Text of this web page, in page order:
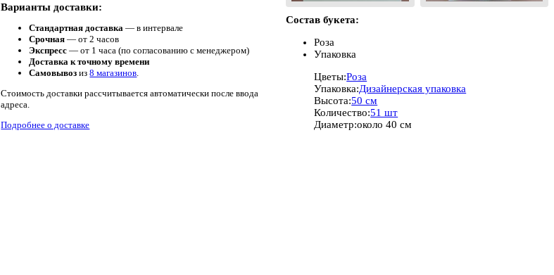
Варианты доставки:
Стандартная доставка — в интервале
Срочная — от 2 часов
Экспресс — от 1 часа (по согласованию с менеджером)
Доставка к точному времени
Самовывоз из8 магазинов
Стоимость доставки рассчитывается автоматически после ввода
адреса.
Подробнее о доставке
Состав букета:
Роза
Упаковка
Цветы:Роза
Упаковка:Дизайнерская упаковка
Высота:50 см
Количество:51 шт
Диаметр:около 40 см